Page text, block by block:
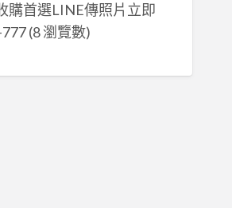
購首選LINE傳照片立即
(8 瀏覽數)